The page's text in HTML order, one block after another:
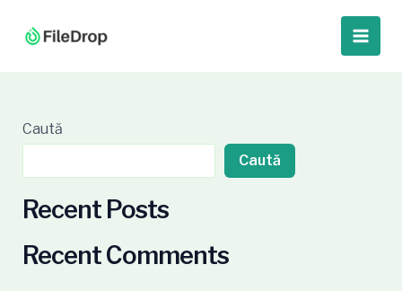
Main
Caută
Caută
Recent Posts
Recent Comments